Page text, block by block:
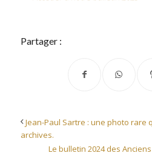
Partager :
Jean-Paul Sartre : une photo rare
archives.
Le bulletin 2024 des